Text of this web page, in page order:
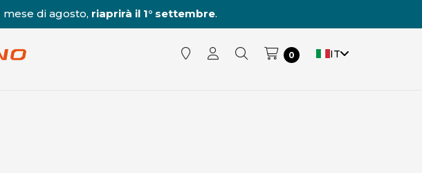
di agosto, riaprirà il 1° settembre.
0 IT